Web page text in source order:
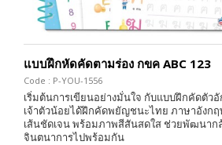
แบบฝึกหัดคัดตามร่อง กขค ABC 123
Code : P-YOU-1556
เริ่มต้นการเขียนอย่างมั่นใจ กับแบบฝึกคัดตัว
เจ้าตัวน้อยได้ฝึกคัดพยัญชนะไทย ภาษาอังกฤ
เส้นชัดเจน พร้อมภาพสีสันสดใส ช่วยพัฒนาก
จินตนาการไปพร้อมกัน